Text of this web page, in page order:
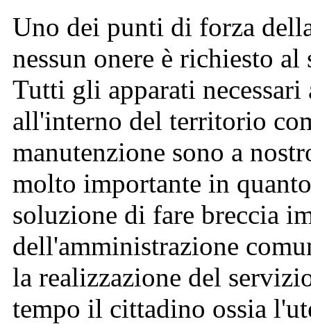
Uno dei punti di forza
nessun onere è richiesto
Tutti gli apparati necessari
all'interno del territorio
manutenzione sono a
molto importante in
soluzione di fare breccia
dell'amministrazione
la realizzazione del
tempo il cittadino ossia